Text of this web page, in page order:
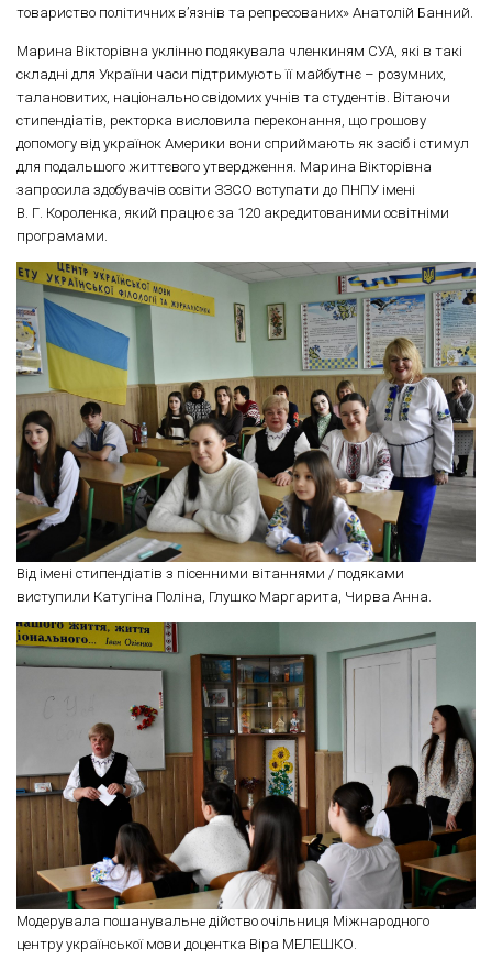
товариство політичних в’язнів та репресованих» Анатолій Банний.
Марина Вікторівна уклінно подякувала членкиням СУА, які в такі
складні для України часи підтримують її майбутнє – розумних,
талановитих, національно свідомих учнів та студентів. Вітаючи
стипендіатів, ректорка висловила переконання, що грошову
допомогу від українок Америки вони сприймають як засіб і стимул
для подальшого життєвого утвердження. Марина Вікторівна
запросила здобувачів освіти ЗЗСО вступати до ПНПУ імені
В. Г. Короленка, який працює за 120 акредитованими освітніми
програмами.
Від імені стипендіатів з пісенними вітаннями / подяками
виступили Катугіна Поліна, Глушко Маргарита, Чирва Анна.
Модерувала пошанувальне дійство очільниця Міжнародного
центру української мови доцентка Віра МЕЛЕШКО.